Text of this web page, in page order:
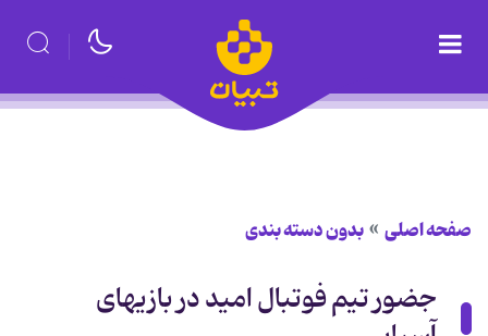
صفحه اصلی بدون دسته بندی
جضور تیم فوتبال امید در بازیهای